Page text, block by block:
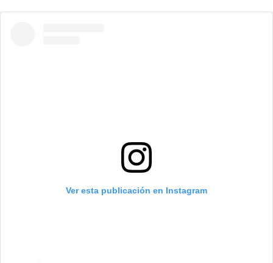
Ver esta publicación en Instagram